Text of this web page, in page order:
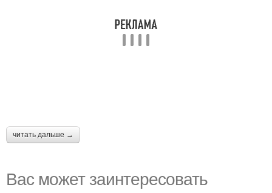
читать дальше →
Вас может заинтересовать